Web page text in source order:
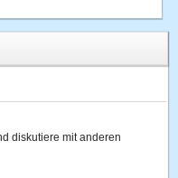
diskutiere mit anderen